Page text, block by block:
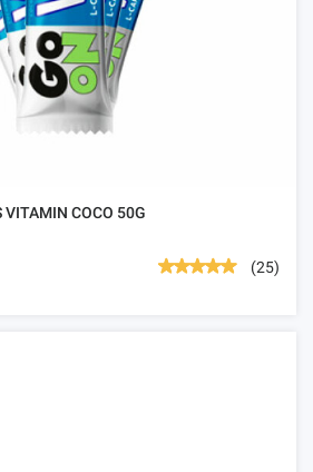
VITAMIN COCO 50G
(25)